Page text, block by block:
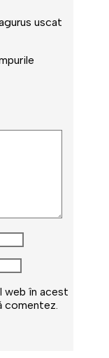
uscat
web în acest
comentez.